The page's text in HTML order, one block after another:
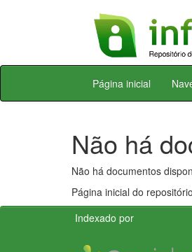
Skip
Página inicial
Não há
Não há documentos
Página inicial do repositório
Indexado por